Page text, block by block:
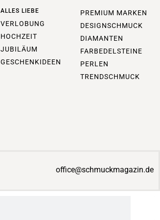
ALLES LIEBE
VERLOBUNG
HOCHZEIT
JUBILÄUM
GESCHENKIDEEN
PREMIUM MARKEN
DESIGNSCHMUCK
DIAMANTEN
FARBEDELSTEINE
PERLEN
TRENDSCHMUCK
office@schmuckmagazin.de